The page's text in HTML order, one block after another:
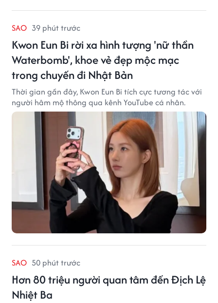
SAO 39 phút trước
Kwon Eun Bi rời xa hình tượng 'nữ thần
Waterbomb', khoe vẻ đẹp mộc mạc
trong chuyến đi Nhật Bản
Thời gian gần đây, Kwon Eun Bi tích cực tương tác với
người hâm mộ thông qua kênh YouTube cá nhân.
SAO 50 phút trước
Hơn 80 triệu người quan tâm đến Địch Lệ
Nhiệt Ba